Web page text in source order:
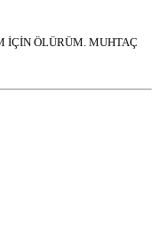
İÇİN ÖLÜRÜM. MUHTAÇ